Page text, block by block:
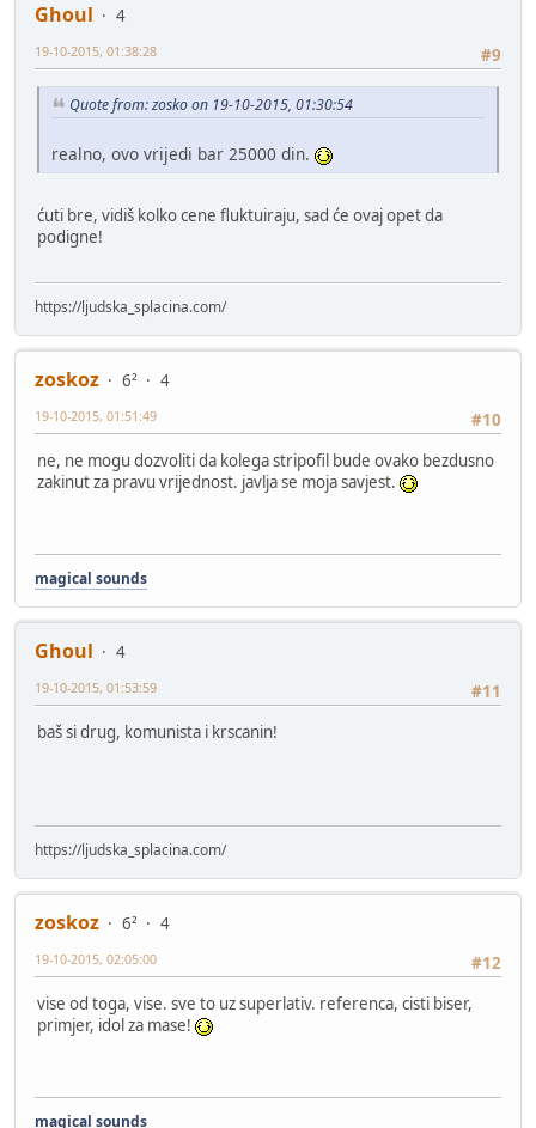
Ghoul
4
#9
19-10-2015, 01:38:28
Quote from: zosko on 19-10-2015, 01:30:54
realno, ovo vrijedi bar 25000 din.
ćuti bre, vidiš kolko cene fluktuiraju, sad će ovaj opet da
podigne!
https://ljudska_splacina.com/
zoskoz 6²
4
#10
19-10-2015, 01:51:49
ne, ne mogu dozvoliti da kolega stripofil bude ovako bezdusno
zakinut za pravu vrijednost. javlja se moja savjest.
magical sounds
Ghoul
4
#11
19-10-2015, 01:53:59
baš si drug, komunista i krscanin!
https://ljudska_splacina.com/
zoskoz 6²
4
#12
19-10-2015, 02:05:00
vise od toga, vise. sve to uz superlativ. referenca, cisti biser,
primjer, idol za mase!
magical sounds